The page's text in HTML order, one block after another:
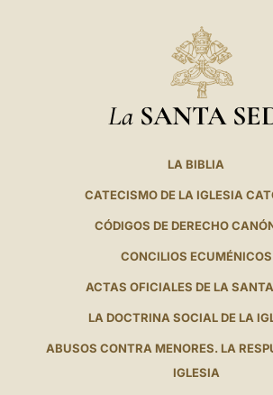
La SANTA
LA BIBLIA
CATECISMO DE LA IGLESIA
CÓDIGOS DE DERECHO
CONCILIOS ECUMÉNICOS
ACTAS OFICIALES DE LA
LA DOCTRINA SOCIAL DE LA
ABUSOS CONTRA MENORES. LA
IGLESIA